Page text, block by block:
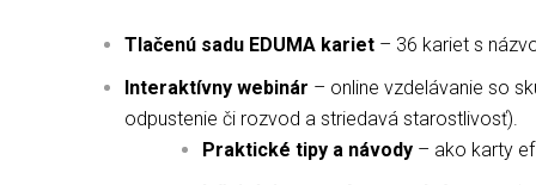
Tlačenú sadu EDUMA kariet – 36 kariet s
Interaktívny webinár – online vzdelávanie so
odpustenie či rozvod a striedavá starostlivosť).
Praktické tipy a návody – ako karty